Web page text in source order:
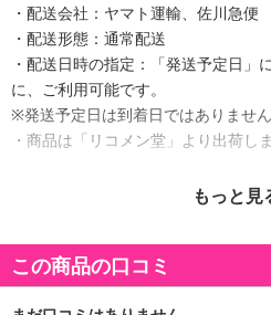
・配送会社：ヤマト運輸、佐川急便
・配送形態：通常配送
・配送日時の指定：「発送予定日」
に、ご利用可能です。
※発送予定日は到着日ではありません
・商品は「リコメン堂」より出荷しま
もっと見
この商品の口コミ